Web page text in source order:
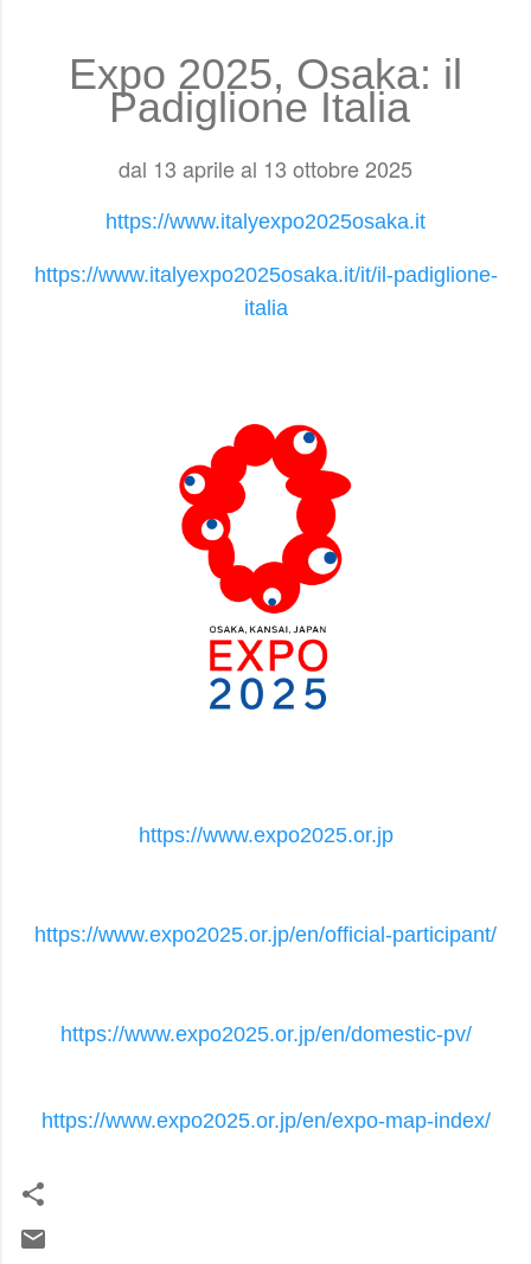
Expo 2025, Osaka: il
Padiglione Italia
dal 13 aprile al 13 ottobre 2025
https://www.italyexpo2025osaka.it
https://www.italyexpo2025osaka.it/it/il-padiglione-
italia
https://www.expo2025.or.jp
https://www.expo2025.or.jp/en/official-participant/
https://www.expo2025.or.jp/en/domestic-pv/
https://www.expo2025.or.jp/en/expo-map-index/